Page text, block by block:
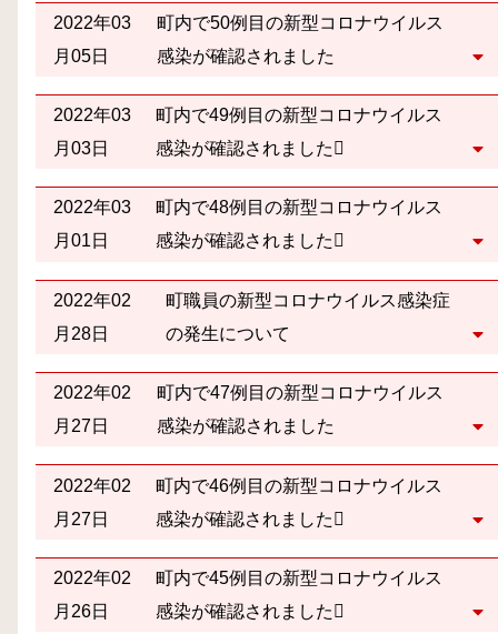
2022年03
月05日
町内で50例目の新型コロナウイルス
感染が確認されました
2022年03
月03日
町内で49例目の新型コロナウイルス
感染が確認されました
2022年03
月01日
町内で48例目の新型コロナウイルス
感染が確認されました
2022年02
月28日
町職員の新型コロナウイルス感染症
の発生について
2022年02
月27日
町内で47例目の新型コロナウイルス
感染が確認されました
2022年02
月27日
町内で46例目の新型コロナウイルス
感染が確認されました
2022年02
月26日
町内で45例目の新型コロナウイルス
感染が確認されました